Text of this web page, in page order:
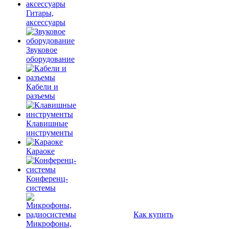
Гитары,
аксессуары
Звуковое
оборудование
Кабели и
разъемы
Клавишные
инструменты
Караоке
Конференц-
системы
Микрофоны,
Как купить